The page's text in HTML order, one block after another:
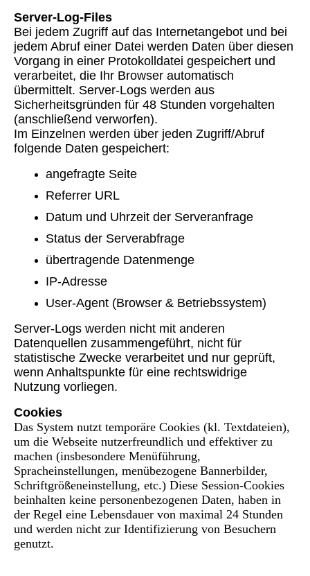
Server-Log-Files
Bei jedem Zugriff auf das Internetangebot und bei
jedem Abruf einer Datei werden Daten über diesen
Vorgang in einer Protokolldatei gespeichert und
verarbeitet, die Ihr Browser automatisch
übermittelt. Server-Logs werden aus
Sicherheitsgründen für 48 Stunden vorgehalten
(anschließend verworfen).
Im Einzelnen werden über jeden Zugriff/Abruf
folgende Daten gespeichert:
angefragte Seite
Referrer URL
Datum und Uhrzeit der Serveranfrage
Status der Serverabfrage
übertragende Datenmenge
IP-Adresse
User-Agent (Browser & Betriebssystem)
Server-Logs werden nicht mit anderen
Datenquellen zusammengeführt, nicht für
statistische Zwecke verarbeitet und nur geprüft,
wenn Anhaltspunkte für eine rechtswidrige
Nutzung vorliegen.
Cookies
Das System nutzt temporäre Cookies (kl. Textdateien),
um die Webseite nutzerfreundlich und effektiver zu
machen (insbesondere Menüführung,
Spracheinstellungen, menübezogene Bannerbilder,
Schriftgrößeneinstellung, etc.) Diese Session-Cookies
beinhalten keine personenbezogenen Daten, haben in
der Regel eine Lebensdauer von maximal 24 Stunden
und werden nicht zur Identifizierung von Besuchern
genutzt.